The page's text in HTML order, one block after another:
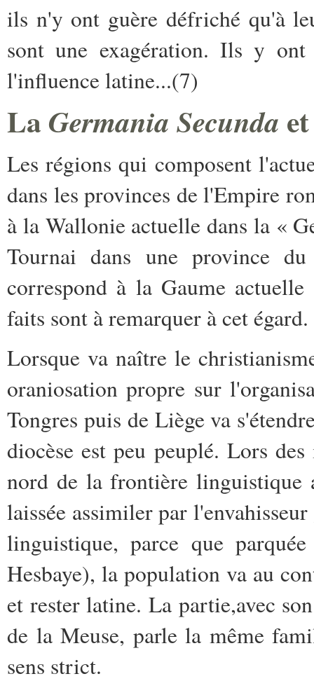
ils n'y ont guère défriché qu'à
sont une exagération. Ils y
l'influence latine...(7)
La Germania Secunda
Les régions qui composent
dans les provinces de l'Empire
à la Wallonie actuelle dans la «
Tournai dans une province
correspond à la Gaume
faits sont à remarquer à cet égard.
Lorsque va naître le
oraniosation propre sur
Tongres puis de Liège va
diocèse est peu peuplé. Lors
nord de la frontière linguistique
laissée assimiler par
linguistique, parce que
Hesbaye), la population va au
et rester latine. La partie,avec
de la Meuse, parle la même
sens strict.